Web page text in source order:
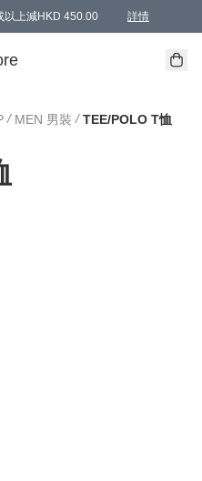
以上減HKD 450.00 詳情
級）AAPE products, members can
於 特定的送貨方式 )
/ MEN 男裝 / TEE/POLO T恤